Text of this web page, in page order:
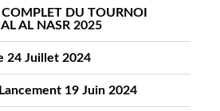
DU TOURNOI
AL NASR 2025
24 Juillet 2024
19 Juin 2024